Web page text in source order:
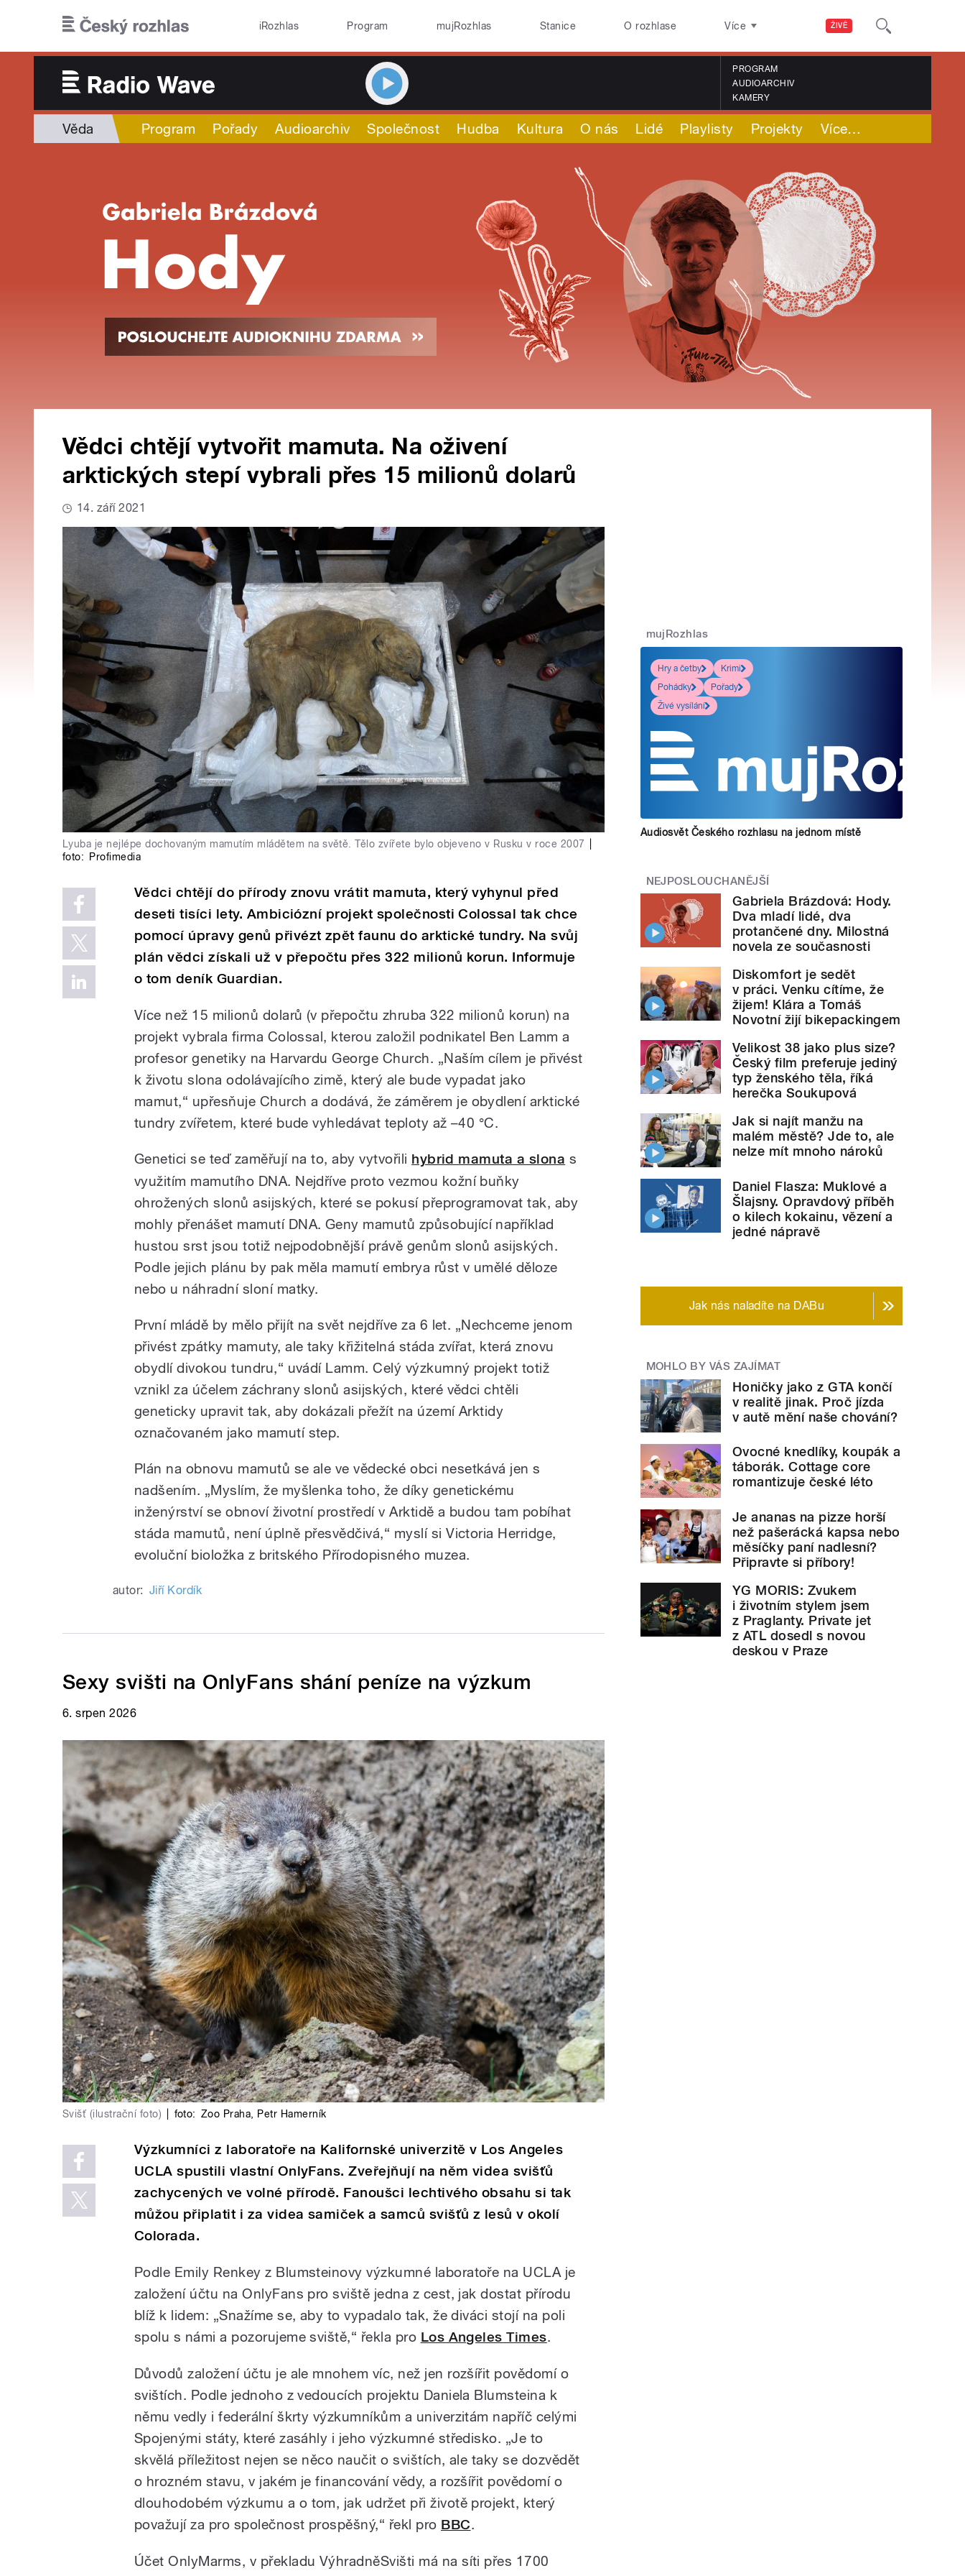
ŽIVĚ
iRozhlas Program mujRozhlas Stanice O rozhlase Více
PROGRAM
AUDIOARCHIV
KAMERY
Věda Program Pořady Audioarchiv Společnost Hudba Kultura O nás Lidé Playlisty Projekty Více…
Vědci chtějí vytvořit mamuta. Na oživení
arktických stepí vybrali přes 15 milionů dolarů
14. září 2021
Lyuba je nejlépe dochovaným mamutím mládětem na světě. Tělo zvířete bylo objeveno v Rusku v roce 2007
foto:
Profimedia
Vědci chtějí do přírody znovu vrátit mamuta, který vyhynul před
deseti tisíci lety. Ambiciózní projekt společnosti Colossal tak chce
pomocí úpravy genů přivézt zpět faunu do arktické tundry. Na svůj
plán vědci získali už v přepočtu přes 322 milionů korun. Informuje
o tom deník Guardian.
Více než 15 milionů dolarů (v přepočtu zhruba 322 milionů korun) na
projekt vybrala firma Colossal, kterou založil podnikatel Ben Lamm a
profesor genetiky na Harvardu George Church. „Naším cílem je přivést
k životu slona odolávajícího zimě, který ale bude vypadat jako
mamut,“ upřesňuje Church a dodává, že záměrem je obydlení arktické
tundry zvířetem, které bude vyhledávat teploty až –40 °C.
Genetici se teď zaměřují na to, aby vytvořili hybrid mamuta a slona s
využitím mamutího DNA. Nejdříve proto vezmou kožní buňky
ohrožených slonů asijských, které se pokusí přeprogramovat tak, aby
mohly přenášet mamutí DNA. Geny mamutů způsobující například
hustou srst jsou totiž nejpodobnější právě genům slonů asijských.
Podle jejich plánu by pak měla mamutí embrya růst v umělé děloze
nebo u náhradní sloní matky.
První mládě by mělo přijít na svět nejdříve za 6 let. „Nechceme jenom
přivést zpátky mamuty, ale taky křižitelná stáda zvířat, která znovu
obydlí divokou tundru,“ uvádí Lamm. Celý výzkumný projekt totiž
vznikl za účelem záchrany slonů asijských, které vědci chtěli
geneticky upravit tak, aby dokázali přežít na území Arktidy
označovaném jako mamutí step.
Plán na obnovu mamutů se ale ve vědecké obci nesetkává jen s
nadšením. „Myslím, že myšlenka toho, že díky genetickému
inženýrství se obnoví životní prostředí v Arktidě a budou tam pobíhat
stáda mamutů, není úplně přesvědčivá,“ myslí si Victoria Herridge,
evoluční bioložka z britského Přírodopisného muzea.
autor: Jiří Kordík
Sexy svišti na OnlyFans shání peníze na výzkum
6. srpen 2026
Svišť (ilustrační foto) foto: Zoo Praha, Petr Hamerník
Výzkumníci z laboratoře na Kalifornské univerzitě v Los Angeles
UCLA spustili vlastní OnlyFans. Zveřejňují na něm videa svišťů
zachycených ve volné přírodě. Fanoušci lechtivého obsahu si tak
můžou připlatit i za videa samiček a samců svišťů z lesů v okolí
Colorada.
Podle Emily Renkey z Blumsteinovy výzkumné laboratoře na UCLA je
založení účtu na OnlyFans pro sviště jedna z cest, jak dostat přírodu
blíž k lidem: „Snažíme se, aby to vypadalo tak, že diváci stojí na poli
spolu s námi a pozorujeme sviště,“ řekla pro Los Angeles Times.
Důvodů založení účtu je ale mnohem víc, než jen rozšířit povědomí o
svištích. Podle jednoho z vedoucích projektu Daniela Blumsteina k
němu vedly i federální škrty výzkumníkům a univerzitám napříč celými
Spojenými státy, které zasáhly i jeho výzkumné středisko. „Je to
skvělá příležitost nejen se něco naučit o svištích, ale taky se dozvědět
o hrozném stavu, v jakém je financování vědy, a rozšířit povědomí o
dlouhodobém výzkumu a o tom, jak udržet při životě projekt, který
považují za pro společnost prospěšný,“ řekl pro BBC.
Účet OnlyMarms, v překladu VýhradněSvišti má na síti přes 1700
mujRozhlas
Hry a četby
Krimi
Pohádky
Pořady
Živé vysílání
Audiosvět Českého rozhlasu na jednom místě
NEJPOSLOUCHANĚJŠÍ
Gabriela Brázdová: Hody.
Dva mladí lidé, dva
protančené dny. Milostná
novela ze současnosti
Diskomfort je sedět
v práci. Venku cítíme, že
žijem! Klára a Tomáš
Novotní žijí bikepackingem
Velikost 38 jako plus size?
Český film preferuje jediný
typ ženského těla, říká
herečka Soukupová
Jak si najít manžu na
malém městě? Jde to, ale
nelze mít mnoho nároků
Daniel Flasza: Muklové a
Šlajsny. Opravdový příběh
o kilech kokainu, vězení a
jedné nápravě
Jak nás naladíte na DABu
MOHLO BY VÁS ZAJÍMAT
Honičky jako z GTA končí
v realitě jinak. Proč jízda
v autě mění naše chování?
Ovocné knedlíky, koupák a
táborák. Cottage core
romantizuje české léto
Je ananas na pizze horší
než pašerácká kapsa nebo
měsíčky paní nadlesní?
Připravte si příbory!
YG MORIS: Zvukem
i životním stylem jsem
z Praglanty. Private jet
z ATL dosedl s novou
deskou v Praze